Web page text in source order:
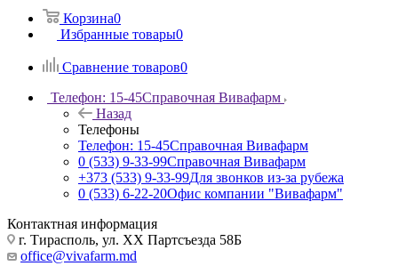
Корзина0
Избранные товары0
Сравнение товаров0
Телефон: 15-45Справочная Вивафарм
Назад
Телефоны
Телефон: 15-45Справочная Вивафарм
0 (533) 9-33-99Справочная Вивафарм
+373 (533) 9-33-99Для звонков из-за рубежа
0 (533) 6-22-20Офис компании "Вивафарм"
Контактная информация
г. Тирасполь, ул. ХХ Партсъезда 58Б
office@vivafarm.md